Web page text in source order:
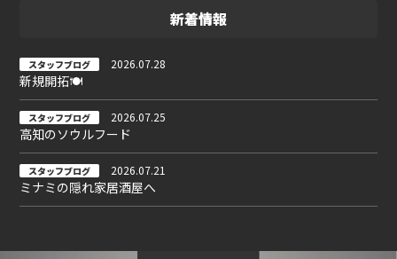
新着情報
スタッフブログ 2026.07.28
新規開拓🍽
スタッフブログ 2026.07.25
高知のソウルフード
スタッフブログ 2026.07.21
ミナミの隠れ家居酒屋へ